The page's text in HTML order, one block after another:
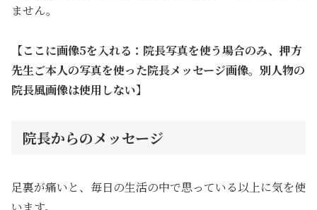
ません。
【ここに画像5を入れる：院長写真を使う場合のみ、押方
先生ご本人の写真を使った院長メッセージ画像。別人物の
院長風画像は使用しない】
院長からのメッセージ
足裏が痛いと、毎日の生活の中で思っている以上に気を使